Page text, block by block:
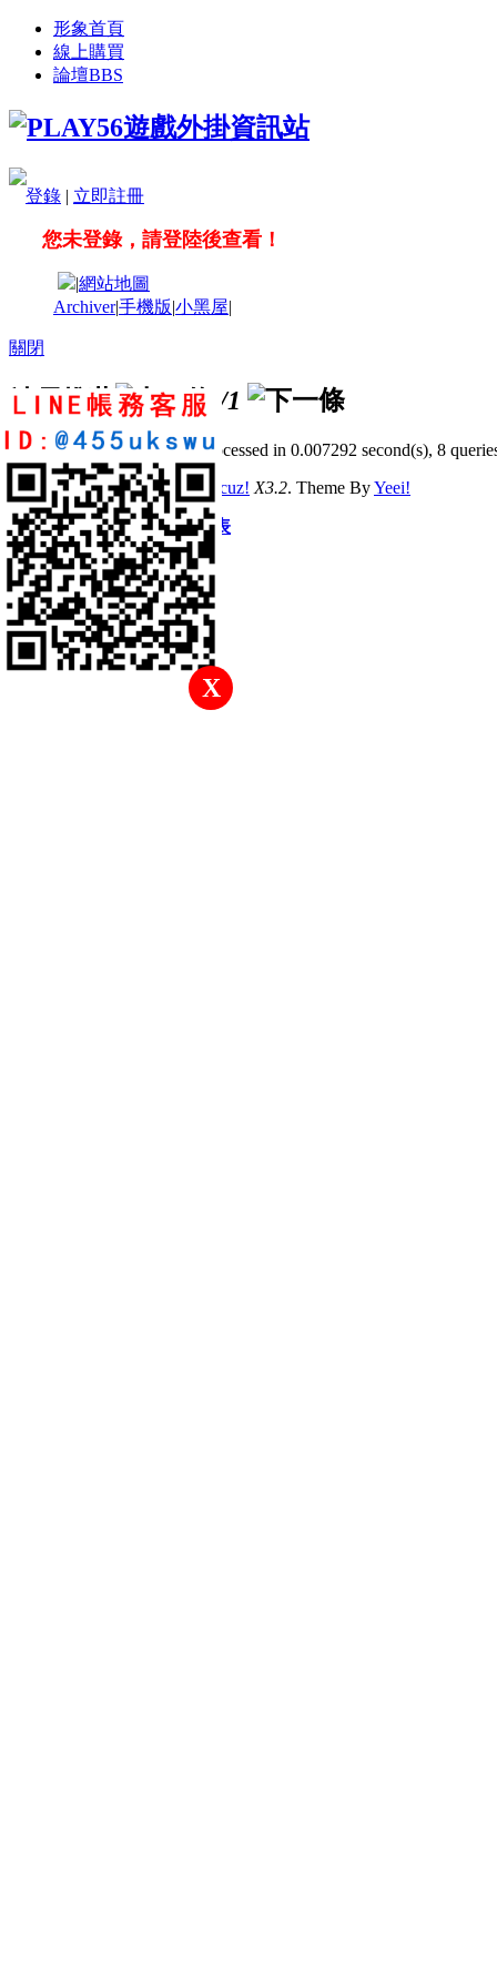
形象首頁
線上購買
論壇BBS
登錄 | 立即註冊
您未登錄，請登陸後查看！
X
|網站地圖
Archiver|手機版|小黑屋|
關閉
站長推薦 /1
GMT+8, 2026-8-7 16:07, Processed in 0.007292 second(s), 8
© 2001-2011 Powered byDiscuz! X3.2. Theme ByYeei!
快速回復 返回頂部 返回列表